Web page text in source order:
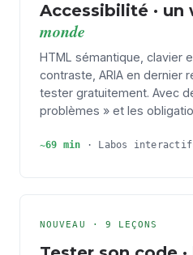
Accessibilité ·
monde
HTML sémantique, clavier
contraste, ARIA en dernier
tester gratuitement. Avec
problèmes » et les
~69 min · Labos
NOUVEAU · 9 LEÇONS